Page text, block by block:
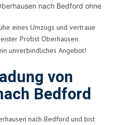
nach Bedford ohne
eines Umzugs und vertraue
Probst Oberhausen.
unverbindliches Angebot!
von
Bedford
nach Bedford und bist